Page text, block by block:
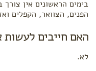
בימים הראשונים אין צורך
הפנים, הצוואר, הקפלים
האם חייבים לעשות
לא.